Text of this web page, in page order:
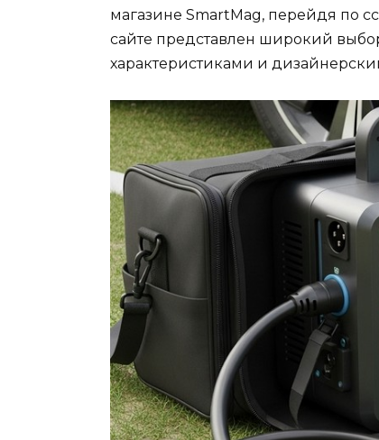
магазине SmartMag, перейдя по
сайте представлен широкий
характеристиками и